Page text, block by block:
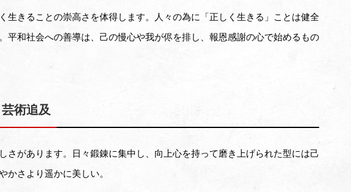
きることの崇高さを体得します。人々の為に「正しく生きる」ことは健全
和社会への善導は、己の慢心や我が侭を排し、報恩感謝の心で始めるもの
芸術追及
があります。日々鍛錬に集中し、向上心を持って磨き上げられた型には己
かさより遥かに美しい。